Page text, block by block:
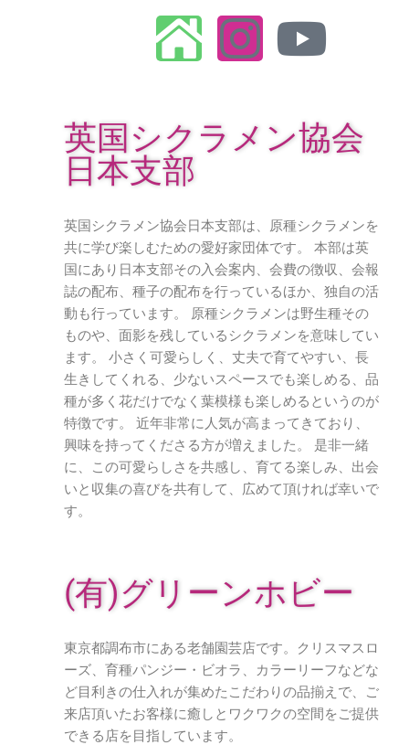
英国シクラメン協会
日本支部
英国シクラメン協会日本支部は、原種シクラメンを
共に学び楽しむための愛好家団体です。 本部は英
国にあり日本支部その入会案内、会費の徴収、会報
誌の配布、種子の配布を行っているほか、独自の活
動も行っています。 原種シクラメンは野生種その
ものや、面影を残しているシクラメンを意味してい
ます。 小さく可愛らしく、丈夫で育てやすい、長
生きしてくれる、少ないスペースでも楽しめる、品
種が多く花だけでなく葉模様も楽しめるというのが
特徴です。 近年非常に人気が高まってきており、
興味を持ってくださる方が増えました。 是非一緒
に、この可愛らしさを共感し、育てる楽しみ、出会
いと収集の喜びを共有して、広めて頂ければ幸いで
す。
(有)グリーンホビー
東京都調布市にある老舗園芸店です。クリスマスロ
ーズ、育種パンジー・ビオラ、カラーリーフなどな
ど目利きの仕入れが集めたこだわりの品揃えで、ご
来店頂いたお客様に癒しとワクワクの空間をご提供
できる店を目指しています。